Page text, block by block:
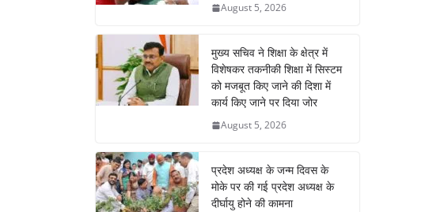
August 5, 2026
मुख्य सचिव ने शिक्षा के क्षेत्र में
विशेषकर तकनीकी शिक्षा में सिस्टम
को मजबूत किए जाने की दिशा में
कार्य किए जाने पर दिया जोर
August 5, 2026
प्रदेश अध्यक्ष के जन्म दिवस के
मोके पर की गई प्रदेश अध्यक्ष के
दीर्घायु होने की कामना